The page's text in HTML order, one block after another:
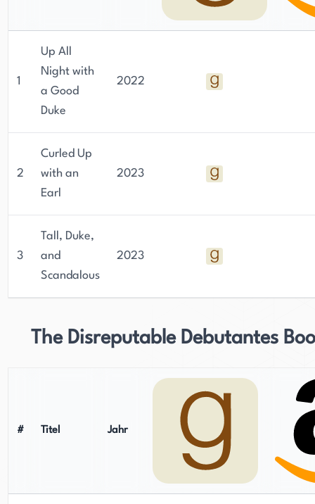
1
Up All
Night with
a Good
Duke
2022
2
Curled Up
with an
Earl
2023
3
Tall, Duke,
and
Scandalous
2023
The Disreputable Debutantes
# Titel Jahr